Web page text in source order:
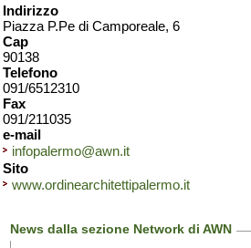
Indirizzo
Piazza P.Pe di Camporeale, 6
Cap
90138
Telefono
091/6512310
Fax
091/211035
e-mail
infopalermo@awn.it
Sito
www.ordinearchitettipalermo.it
News dalla sezione Network di AWN